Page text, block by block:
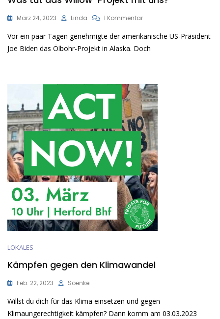
März 24, 2023 Linda 1 KommentarZu
Tut
Das
Uns?
Vor ein paar Tagen genehmigte der amerikanische US-Präsident
Joe Biden das Ölbohr-Projekt in Alaska. Doch
LOKALES
Kämpfen gegen den Klimawandel
Feb. 22, 2023 Soenke
Willst du dich für das Klima einsetzen und gegen
Klimaungerechtigkeit kämpfen? Dann komm am 03.03.2023